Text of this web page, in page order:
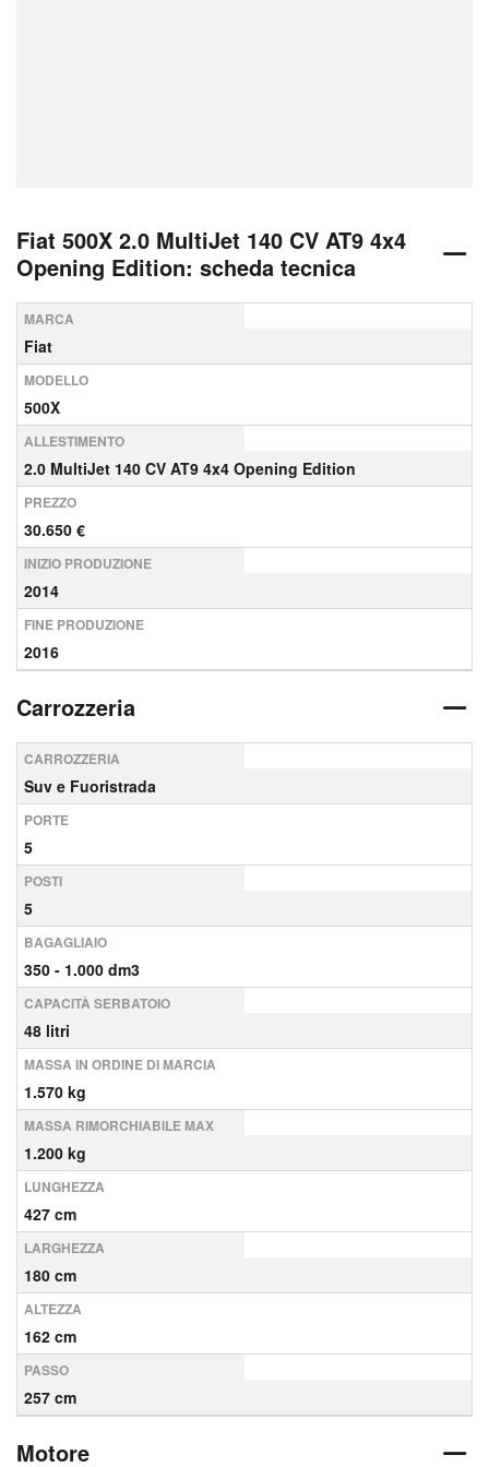
Fiat 500X 2.0 MultiJet 140 CV AT9 4x4
Opening Edition: scheda tecnica
MARCA
Fiat
MODELLO
500X
ALLESTIMENTO
2.0 MultiJet 140 CV AT9 4x4 Opening Edition
PREZZO
30.650 €
INIZIO PRODUZIONE
2014
FINE PRODUZIONE
2016
Carrozzeria
CARROZZERIA
Suv e Fuoristrada
PORTE
5
POSTI
5
BAGAGLIAIO
350 - 1.000 dm3
CAPACITÀ SERBATOIO
48 litri
MASSA IN ORDINE DI MARCIA
1.570 kg
MASSA RIMORCHIABILE MAX
1.200 kg
LUNGHEZZA
427 cm
LARGHEZZA
180 cm
ALTEZZA
162 cm
PASSO
257 cm
Motore